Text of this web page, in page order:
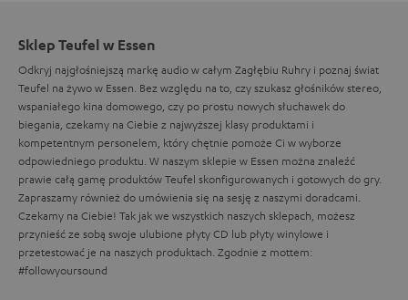
Sklep Teufel w Essen
Odkryj najgłośniejszą markę audio w całym Zagłębiu Ruhry i poznaj świat
Teufel na żywo w Essen. Bez względu na to, czy szukasz głośników stereo,
wspaniałego kina domowego, czy po prostu nowych słuchawek do
biegania, czekamy na Ciebie z najwyższej klasy produktami i
kompetentnym personelem, który chętnie pomoże Ci w wyborze
odpowiedniego produktu. W naszym sklepie w Essen można znaleźć
prawie całą gamę produktów Teufel skonfigurowanych i gotowych do gry.
Zapraszamy również do umówienia się na sesję z naszymi doradcami.
Czekamy na Ciebie! Tak jak we wszystkich naszych sklepach, możesz
przynieść ze sobą swoje ulubione płyty CD lub płyty winylowe i
przetestować je na naszych produktach. Zgodnie z mottem:
#followyoursound